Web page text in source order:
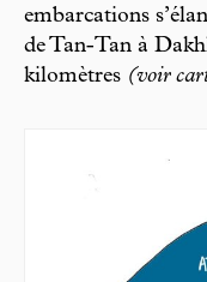
embarcations
de Tan-Tan à
kilomètres (voir